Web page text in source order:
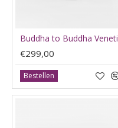
€299,00
Bestellen